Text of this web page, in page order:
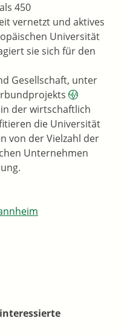
450
vernetzt und aktives
Universität
sie sich für den
Gesellschaft, unter
der wirtschaftlich
die Universität
von der Vielzahl der
Unternehmen